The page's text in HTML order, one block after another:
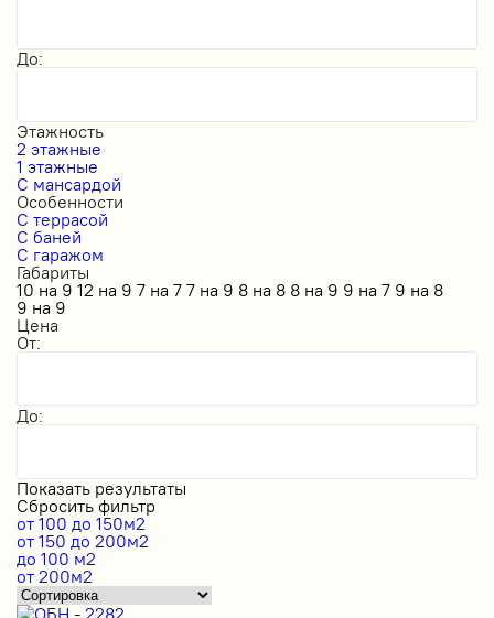
До:
Этажность
2 этажные
1 этажные
С мансардой
Особенности
С террасой
С баней
С гаражом
Габариты
10 на 9 12 на 9 7 на 7 7 на 9 8 на 8 8 на 9 9 на 7 9 на 8
9 на 9
Цена
От:
До:
Показать результаты
Сбросить фильтр
от 100 до 150м2
от 150 до 200м2
до 100 м2
от 200м2